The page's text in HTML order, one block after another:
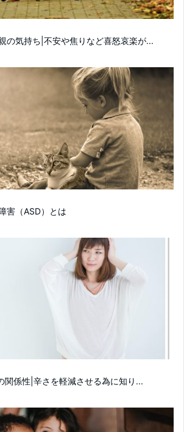
の気持ち|不安や焦りなど喜怒哀楽が...
害（ASD）とは
関係性|辛さを軽減させる為に知り...